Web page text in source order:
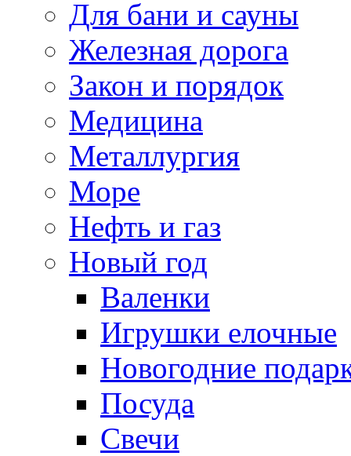
Для бани и сауны
Железная дорога
Закон и порядок
Медицина
Металлургия
Море
Нефть и газ
Новый год
Валенки
Игрушки елочные
Новогодние
Посуда
Свечи